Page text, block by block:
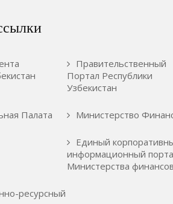
Правительственный
Портал Республики
Узбекистан
Палата
Министерство
Единый
информационный
Министерства финансов
ресурсный